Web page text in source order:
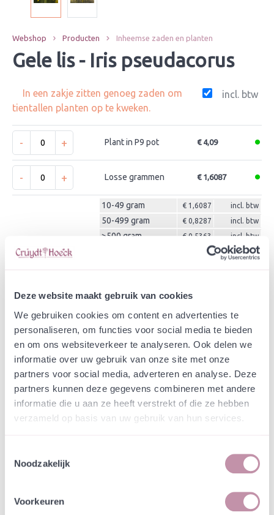
Deze website maakt gebruik van cookies
We gebruiken cookies om content en advertenties te
personaliseren, om functies voor social media te bieden
en om ons websiteverkeer te analyseren. Ook delen we
informatie over uw gebruik van onze site met onze
partners voor social media, adverteren en analyse. Deze
partners kunnen deze gegevens combineren met andere
informatie die u aan ze heeft verstrekt of die ze hebben
verzameld op basis van uw gebruik van hun services.
Noodzakelijk
Voorkeuren
Webshop Producten Inheemse zaden en planten
Gele lis - Iris pseudacorus
In een zakje zitten genoeg zaden om
tientallen planten op te kweken.
incl. btw
- + Plant in P9 pot € 4,09
- + Losse grammen € 1,6087
10-49 gram € 1,6087 incl. btw
50-499 gram € 0,8287 incl. btw
>500 gram € 0,5363 incl. btw
Natuurvriendelijke kwekerij
Jouw bestelling draagt bij aan meer biodiversiteit
Specificatie
waardplant voor de Gele lis-boorder, Helotropha
Mononychus punctumalbum.